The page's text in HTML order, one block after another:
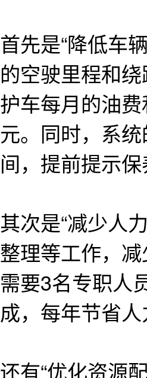
首先是“降低车
的空驶里程和
护车每月的油
元。同时，系
间，提前提示
其次是“减少人
整理等工作，
需要3名专职人
成，每年节省
还有“优化资源